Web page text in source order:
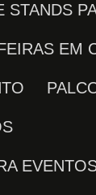
STANDS
EM